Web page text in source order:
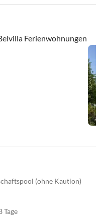
Ferienwohnungen
(ohne Kaution)
Tage